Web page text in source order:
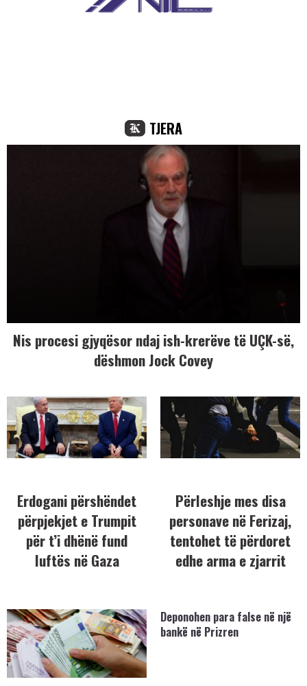
TJERA
Nis procesi gjyqësor ndaj ish-krerëve të UÇK-së,
dëshmon Jock Covey
Erdogani përshëndet
përpjekjet e Trumpit
për t’i dhënë fund
luftës në Gaza
Përleshje mes disa
personave në Ferizaj,
tentohet të përdoret
edhe arma e zjarrit
Deponohen para false në një
bankë në Prizren